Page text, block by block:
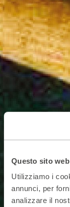
Questo sito
Utilizziamo i
annunci, per
analizzare il